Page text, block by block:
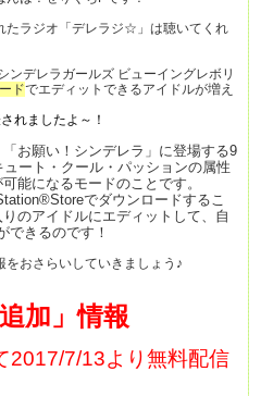
たラジオ「デレラジ☆」は聴いてくれ
ンデレラガールズ ビューイングレボリ
ドでエディットできるアイドルが増え
れましたよ～！
「お願い！シンデレラ」に登場する9
ート・クール・パッションの属性
能になるモードのことです。
でダウンロードするこ
のアイドルにエディットして、自
できるのです！
おさらいしていきましょう♪
加」情報
2017/7/13より無料配信